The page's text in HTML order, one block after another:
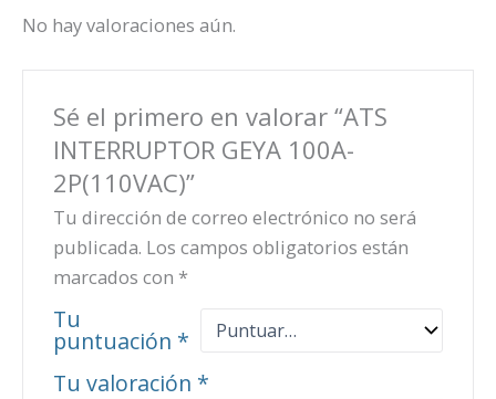
No hay valoraciones aún.
Sé el primero en valorar “ATS
INTERRUPTOR GEYA 100A-
2P(110VAC)”
Tu dirección de correo electrónico no será
publicada. Los campos obligatorios están
marcados con *
Tu
puntuación *
Tu valoración *